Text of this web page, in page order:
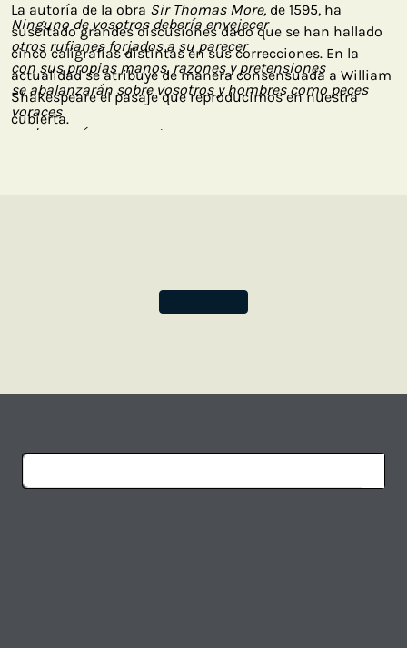
Ninguno de vosotros debería envejecer
otros rufianes forjados a su parecer
con sus propias manos, razones y pretensiones
se abalanzarán sobre vosotros y hombres como peces
voraces
se devorarán unos a otros.
La autoría de la obra Sir Thomas More, de 1595, ha
suscitado grandes discusiones dado que se han hallado
cinco caligrafías distintas en sus correcciones. En la
actualidad se atribuye de manera consensuada a William
Shakespeare el pasaje que reproducimos en nuestra
cubierta.